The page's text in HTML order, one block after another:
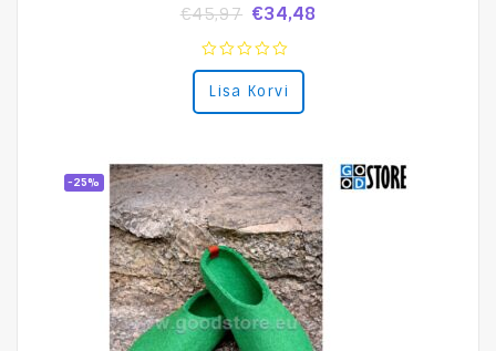
€45,97 €34,48
0
out
of
Lisa Korvi
-25%